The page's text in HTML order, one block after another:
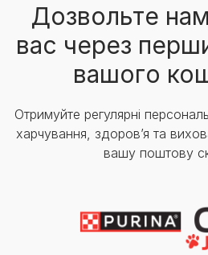
Дозвольте
вас через
вашого
Отримуйте регулярні
харчування, здоров’я та
вашу поштову